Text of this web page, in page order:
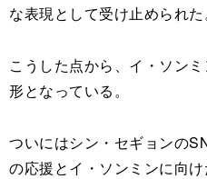
な表現として受け止められた
こうした点から、イ・ソン
形となっている。
ついにはシン・セギョンの
の応援とイ・ソンミンに向